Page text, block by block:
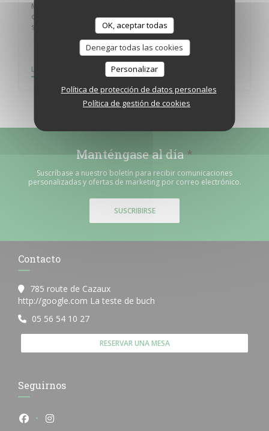
OK, aceptar todas
Denegar todas las cookies
Personalizar
Política de protección de datos personales
Política de gestión de cookies
Même si ce sont les courses qui font la renommée publique
de l’hippodrome, la vie au Béquet ne se limite pas à la
saison des courses.
LEA EL ARTICULO ((ABRE EN UNA NUEVA VENTANA))
Manténgase al día*
Suscríbase a nuestro boletín para recibir comunicaciones
personalizadas y ofertas de marketing por correo electrónico.
SUSCRIBIRSE
Contacto
785 route de Cazaux
http://google.com La teste de buch
05 56 54 10 27
RESERVAR UNA MESA
Seguirnos
Facebook ((abre en una nueva ventana))
Instagram ((abre en una nueva ventana))